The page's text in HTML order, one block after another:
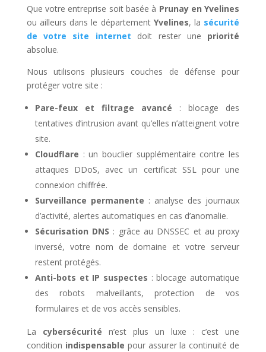
Que votre entreprise soit basée à Prunay en Yvelines
ou ailleurs dans le département Yvelines, la sécurité
de votre site internet doit rester une priorité
absolue.
Nous utilisons plusieurs couches de défense pour
protéger votre site :
Pare-feux et filtrage avancé : blocage des
tentatives d’intrusion avant qu’elles n’atteignent votre
site.
Cloudflare : un bouclier supplémentaire contre les
attaques DDoS, avec un certificat SSL pour une
connexion chiffrée.
Surveillance permanente : analyse des journaux
d’activité, alertes automatiques en cas d’anomalie.
Sécurisation DNS : grâce au DNSSEC et au proxy
inversé, votre nom de domaine et votre serveur
restent protégés.
Anti-bots et IP suspectes : blocage automatique
des robots malveillants, protection de vos
formulaires et de vos accès sensibles.
La cybersécurité n’est plus un luxe : c’est une
condition indispensable pour assurer la continuité de